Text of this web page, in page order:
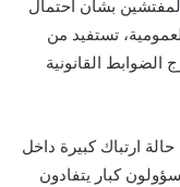
بشأن احتمال
تستفيد من
القانونية
ارتباك كبيرة داخل
كبار يتفادون